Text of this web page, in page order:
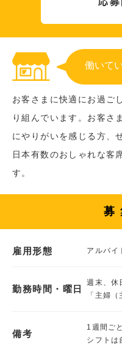
働いて
お客さまに快適にお過ご
り組んでいます。お客さ
にやりがいを感じる方、
日本有数のおしゃれな客
す。
募
雇用形態 アルバイ
勤務時間・曜日
週末、休
「主婦
備考
1週間ご
シフトは